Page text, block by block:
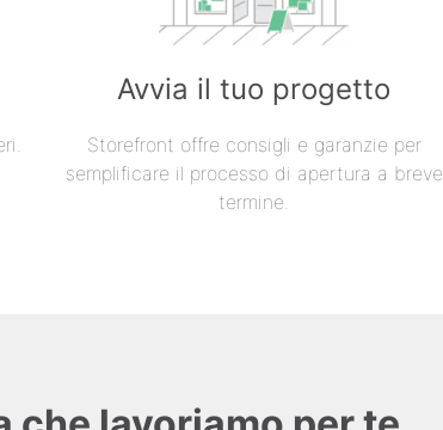
Avvia il tuo progetto
Storefront offre consigli e garanzie per
semplificare il processo di apertura a breve
termine.